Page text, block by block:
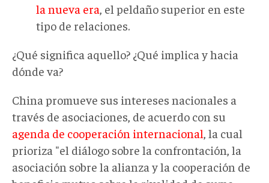
la nueva era , el peldaño superior en este
tipo de relaciones.
¿Qué significa aquello? ¿Qué implica y hacia
dónde va?
China promueve sus intereses nacionales a
través de asociaciones, de acuerdo con su
agenda de cooperación internacional , la cual
prioriza "el diálogo sobre la confrontación, la
asociación sobre la alianza y la cooperación de